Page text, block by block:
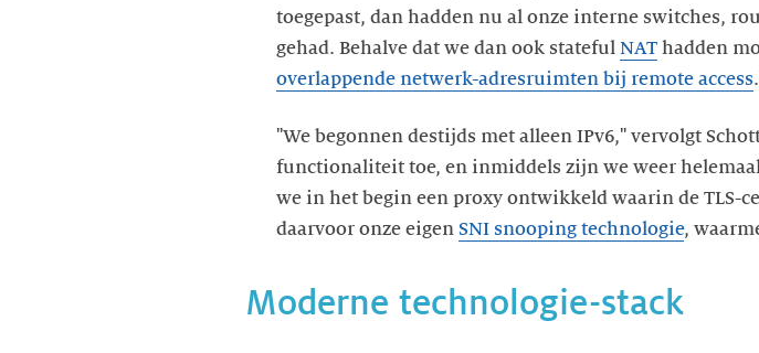
toegepast, dan hadden nu al onze interne switches,
gehad. Behalve dat we dan ook stateful NAT hadden
overlappende netwerk-adresruimten bij remote access
"We begonnen destijds met alleen IPv6," vervolgt
functionaliteit toe, en inmiddels zijn we weer
we in het begin een proxy ontwikkeld waarin de TLS-
daarvoor onze eigen SNI snooping technologie,
Moderne technologie-stack